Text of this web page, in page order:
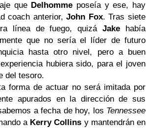
que Delhomme poseía y ese, hay
coach anterior,John Fox. Tras siete
línea de fuego, quizáJake había
que no sería el líder de futuro
hasta otro nivel, pero a buen
hubiera sido, para el joven
del tesoro.
forma de actuar no será imitada por
apurados en la dirección de sus
a fecha de hoy, los Tennessee
a Kerry Collins y mantendrán en